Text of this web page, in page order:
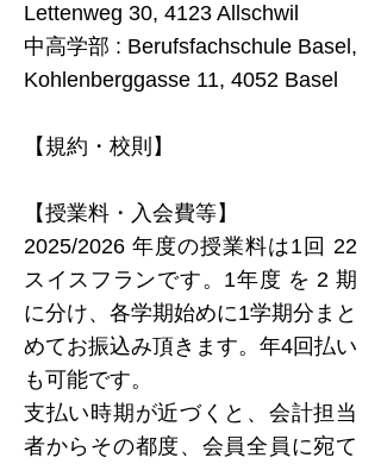
Lettenweg 30, 4123 Allschwil
中高学部 : Berufsfachschule Basel,
Kohlenberggasse 11, 4052 Basel
【 規約 ・ 校則 】
【授業料・入会費等】
2025/2026 年度の授業料は1回 22
スイスフランです。1年度 を 2 期
に分け、各学期始めに1学期分まと
めてお振込み頂きます。年4回払い
も可能です。
支払い時期が近づくと、会計担当
者からその都度、会員全員に宛て